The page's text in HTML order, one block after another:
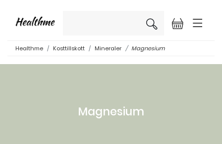
×
Healthme Kosttillskott Mineraler Magnesium
Magnesium